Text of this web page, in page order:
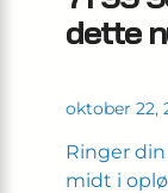
dette
oktober 22,
Ringer din
midt i